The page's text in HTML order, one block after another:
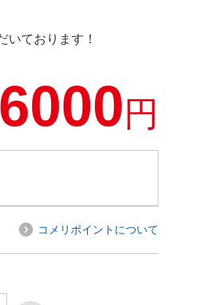
いております！
6000円
コメリポイントについて